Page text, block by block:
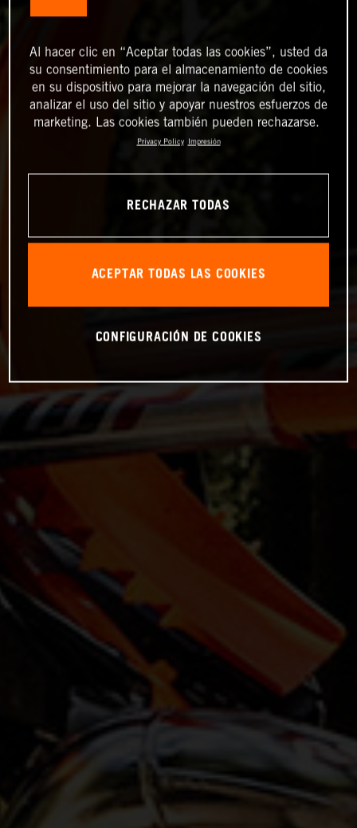
Al hacer clic en “Aceptar todas las cookies”, usted da
su consentimiento para el almacenamiento de cookies
en su dispositivo para mejorar la navegación del sitio,
analizar el uso del sitio y apoyar nuestros esfuerzos de
marketing. Las cookies también pueden rechazarse.
Privacy Policy Impresión
RECHAZAR TODAS
ACEPTAR TODAS LAS COOKIES
CONFIGURACIÓN DE COOKIES